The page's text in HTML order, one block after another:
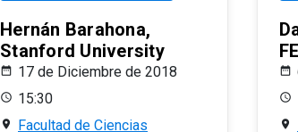
Hernán Barahona,
Stanford University
17 de Diciembre de 2018
15:30
Facultad de Ciencias